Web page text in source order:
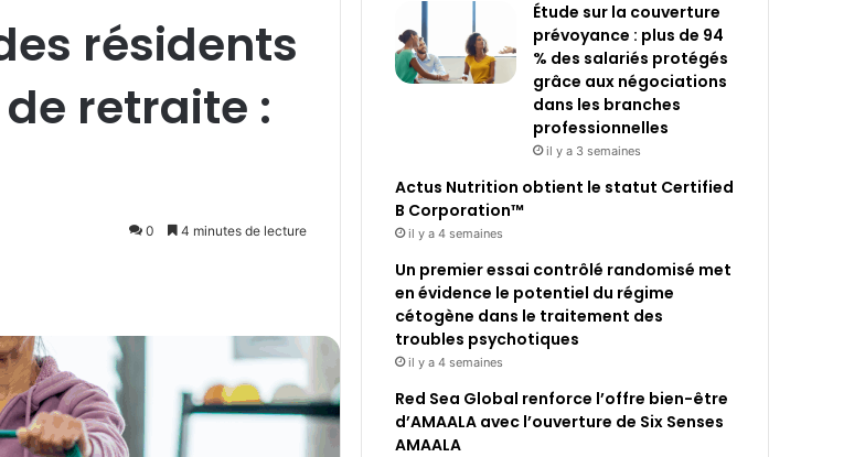
résidents
retraite :
0 4 minutes de lecture
Étude sur la couverture
prévoyance : plus de 94
% des salariés protégés
grâce aux négociations
dans les branches
professionnelles
il y a 3 semaines
Actus Nutrition obtient le statut Certified
B Corporation™
il y a 4 semaines
Un premier essai contrôlé randomisé met
en évidence le potentiel du régime
cétogène dans le traitement des
troubles psychotiques
il y a 4 semaines
Red Sea Global renforce l’offre bien-être
d’AMAALA avec l’ouverture de Six Senses
AMAALA